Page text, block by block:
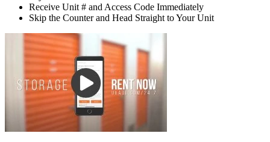
Receive Unit # and Access Code Immediately
Skip the Counter and Head Straight to Your Unit